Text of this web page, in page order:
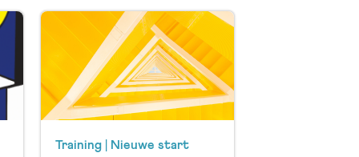
Training | Nieuwe start